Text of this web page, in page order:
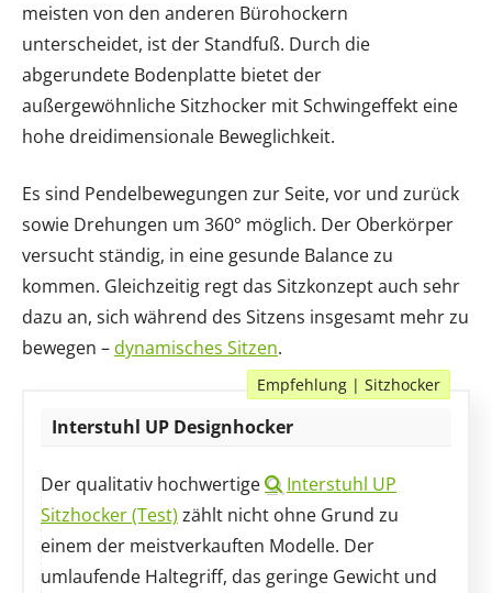
meisten von den anderen Bürohockern
unterscheidet, ist der Standfuß. Durch die
abgerundete Bodenplatte bietet der
außergewöhnliche Sitzhocker mit Schwingeffekt eine
hohe dreidimensionale Beweglichkeit.
Es sind Pendelbewegungen zur Seite, vor und zurück
sowie Drehungen um 360° möglich. Der Oberkörper
versucht ständig, in eine gesunde Balance zu
kommen. Gleichzeitig regt das Sitzkonzept auch sehr
dazu an, sich während des Sitzens insgesamt mehr zu
bewegen –dynamisches Sitzen.
Interstuhl UP Designhocker
Der qualitativ hochwertige
Interstuhl UP
Sitzhocker (Test) zählt nicht ohne Grund zu
einem der meistverkauften Modelle. Der
umlaufende Haltegriff, das geringe Gewicht und
Empfehlung | Sitzhocker